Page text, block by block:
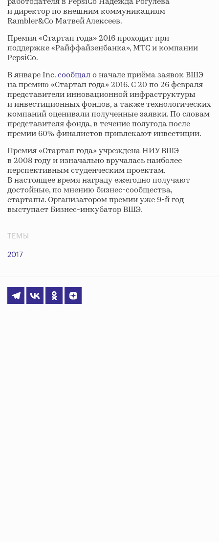
и директор по внешним коммуникациям
Rambler&Co Матвей Алексеев.
Премия «Стартап года» 2016 проходит при
поддержке «Райффайзенбанка», МТС и компании
PepsiCo.
В январе Inc.сообщало начале приёма заявок ВШЭ
на премию «Стартап года» 2016. С 20 по 26 февраля
представители инновационной инфраструктуры
и инвестиционных фондов, а также технологических
компаний оценивали полученные заявки. По словам
представителя фонда, в течение полугода после
премии 60% финалистов привлекают инвестиции.
Премия «Стартап года» учреждена НИУ ВШЭ
в 2008 году и изначально вручалась наиболее
перспективным студенческим проектам.
В настоящее время награду ежегодно получают
достойные, по мнению бизнес-сообщества,
стартапы. Организатором премии уже 9-й год
выступает Бизнес-инкубатор ВШЭ.
ТЕМЫ
2017